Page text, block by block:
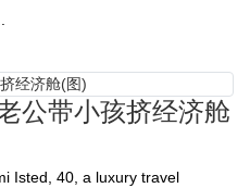
公带小孩挤经济舱
Isted, 40, a luxury travel